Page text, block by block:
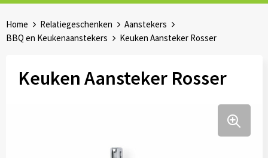
Kantoorartikelen
Outdoor & vrije tijd
◼ Survival gear
◼ Beurzen
Home Relatiegeschenken
Aanstekers
BBQ en Keukenaanstekers
Keuken Aansteker Rosser
Keuken Aansteker Rosser